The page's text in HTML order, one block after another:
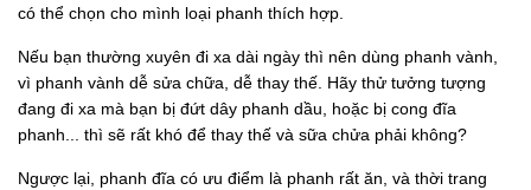
có thể chọn cho mình loại phanh thích hợp.
Nếu bạn thường xuyên đi xa dài ngày thì nên dùng phanh vành,
vì phanh vành dễ sửa chữa, dễ thay thế. Hãy thử tưởng tượng
đang đi xa mà bạn bị đứt dây phanh dầu, hoặc bị cong đĩa
phanh... thì sẽ rất khó để thay thế và sữa chửa phải không?
Ngược lại, phanh đĩa có ưu điểm là phanh rất ăn, và thời trang